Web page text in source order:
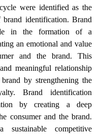
were identified as the
brand identification. Brand
in the formation of a
an emotional and value
and the brand. This
meaningful relationship
by strengthening the
Brand identification
by creating a deep
consumer and the brand.
sustainable competitive